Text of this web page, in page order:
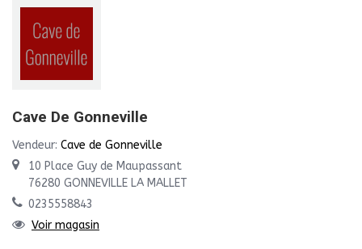
Cave De Gonneville
Vendeur: Cave de Gonneville
10 Place Guy de Maupassant
76280 GONNEVILLE LA MALLET
0235558843
Voir magasin